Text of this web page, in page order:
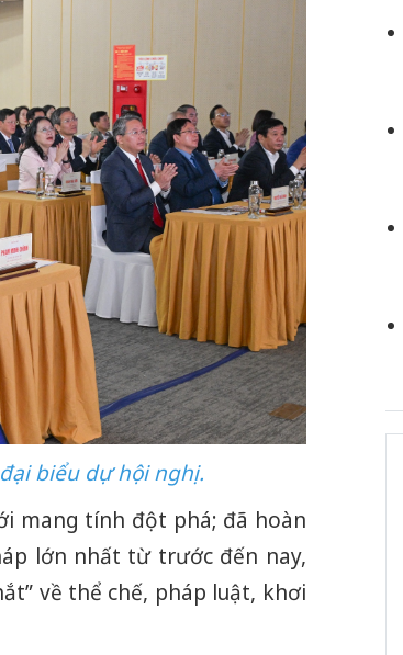
biểu dự hội nghị.
mang tính đột phá; đã hoàn
lớn nhất từ trước đến nay,
về thể chế, pháp luật, khơi
Cà Mau: Tiêu hủy
công khai hàng ngàn
sản phẩm nhập lậu,
bảo vệ môi trường